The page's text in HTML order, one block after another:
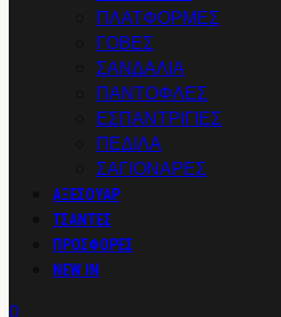
ΠΛΑΤΦΟΡΜΕΣ
ΓΟΒΕΣ
ΣΑΝΔΑΛΙΑ
ΠΑΝΤΟΦΛΕΣ
ΕΣΠΑΝΤΡΙΓΙΕΣ
ΠΕΔΙΛΑ
ΣΑΓΙΟΝΑΡΕΣ
ΑΞΕΣΟΥΑΡ
ΤΣΑΝΤΕΣ
ΠΡΟΣΦΟΡΕΣ
NEW IN